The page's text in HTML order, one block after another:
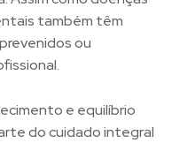
também têm
ou
e equilíbrio
do cuidado integral